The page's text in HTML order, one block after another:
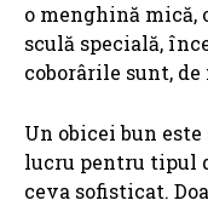
o menghină mică,
sculă specială,
coborârile sunt, de
Un obicei bun
lucru pentru tipul
ceva sofisticat.